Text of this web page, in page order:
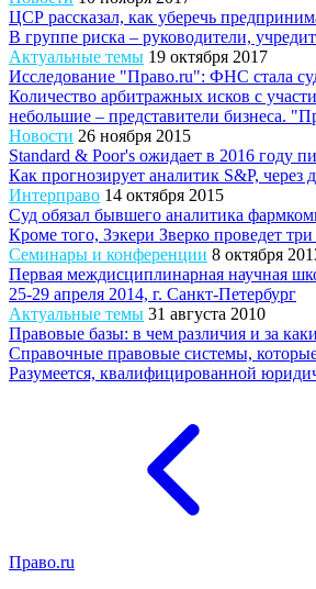
ЦСР рассказал, как уберечь
В группе риска – руководители,
Актуальные темы 19 октября 2017
Исследование "Право.ru": ФНС стала
Количество арбитражных исков с
небольшие – представители бизнеса.
Новости 26 ноября 2015
Standard & Poor's ожидает в 2016 году
Как прогнозирует аналитик S&P, через
Интерправо 14 октября 2015
Суд обязал бывшего аналитика
Кроме того, Зэкери Зверко проведет
Семинары и конференции 8 октября
Первая междисциплинарная научная
25-29 апреля 2014, г. Санкт-Петербург
Актуальные темы 31 августа 2010
Правовые базы: в чем различия и за
Справочные правовые системы,
Разумеется, квалифицированной
Право.ru